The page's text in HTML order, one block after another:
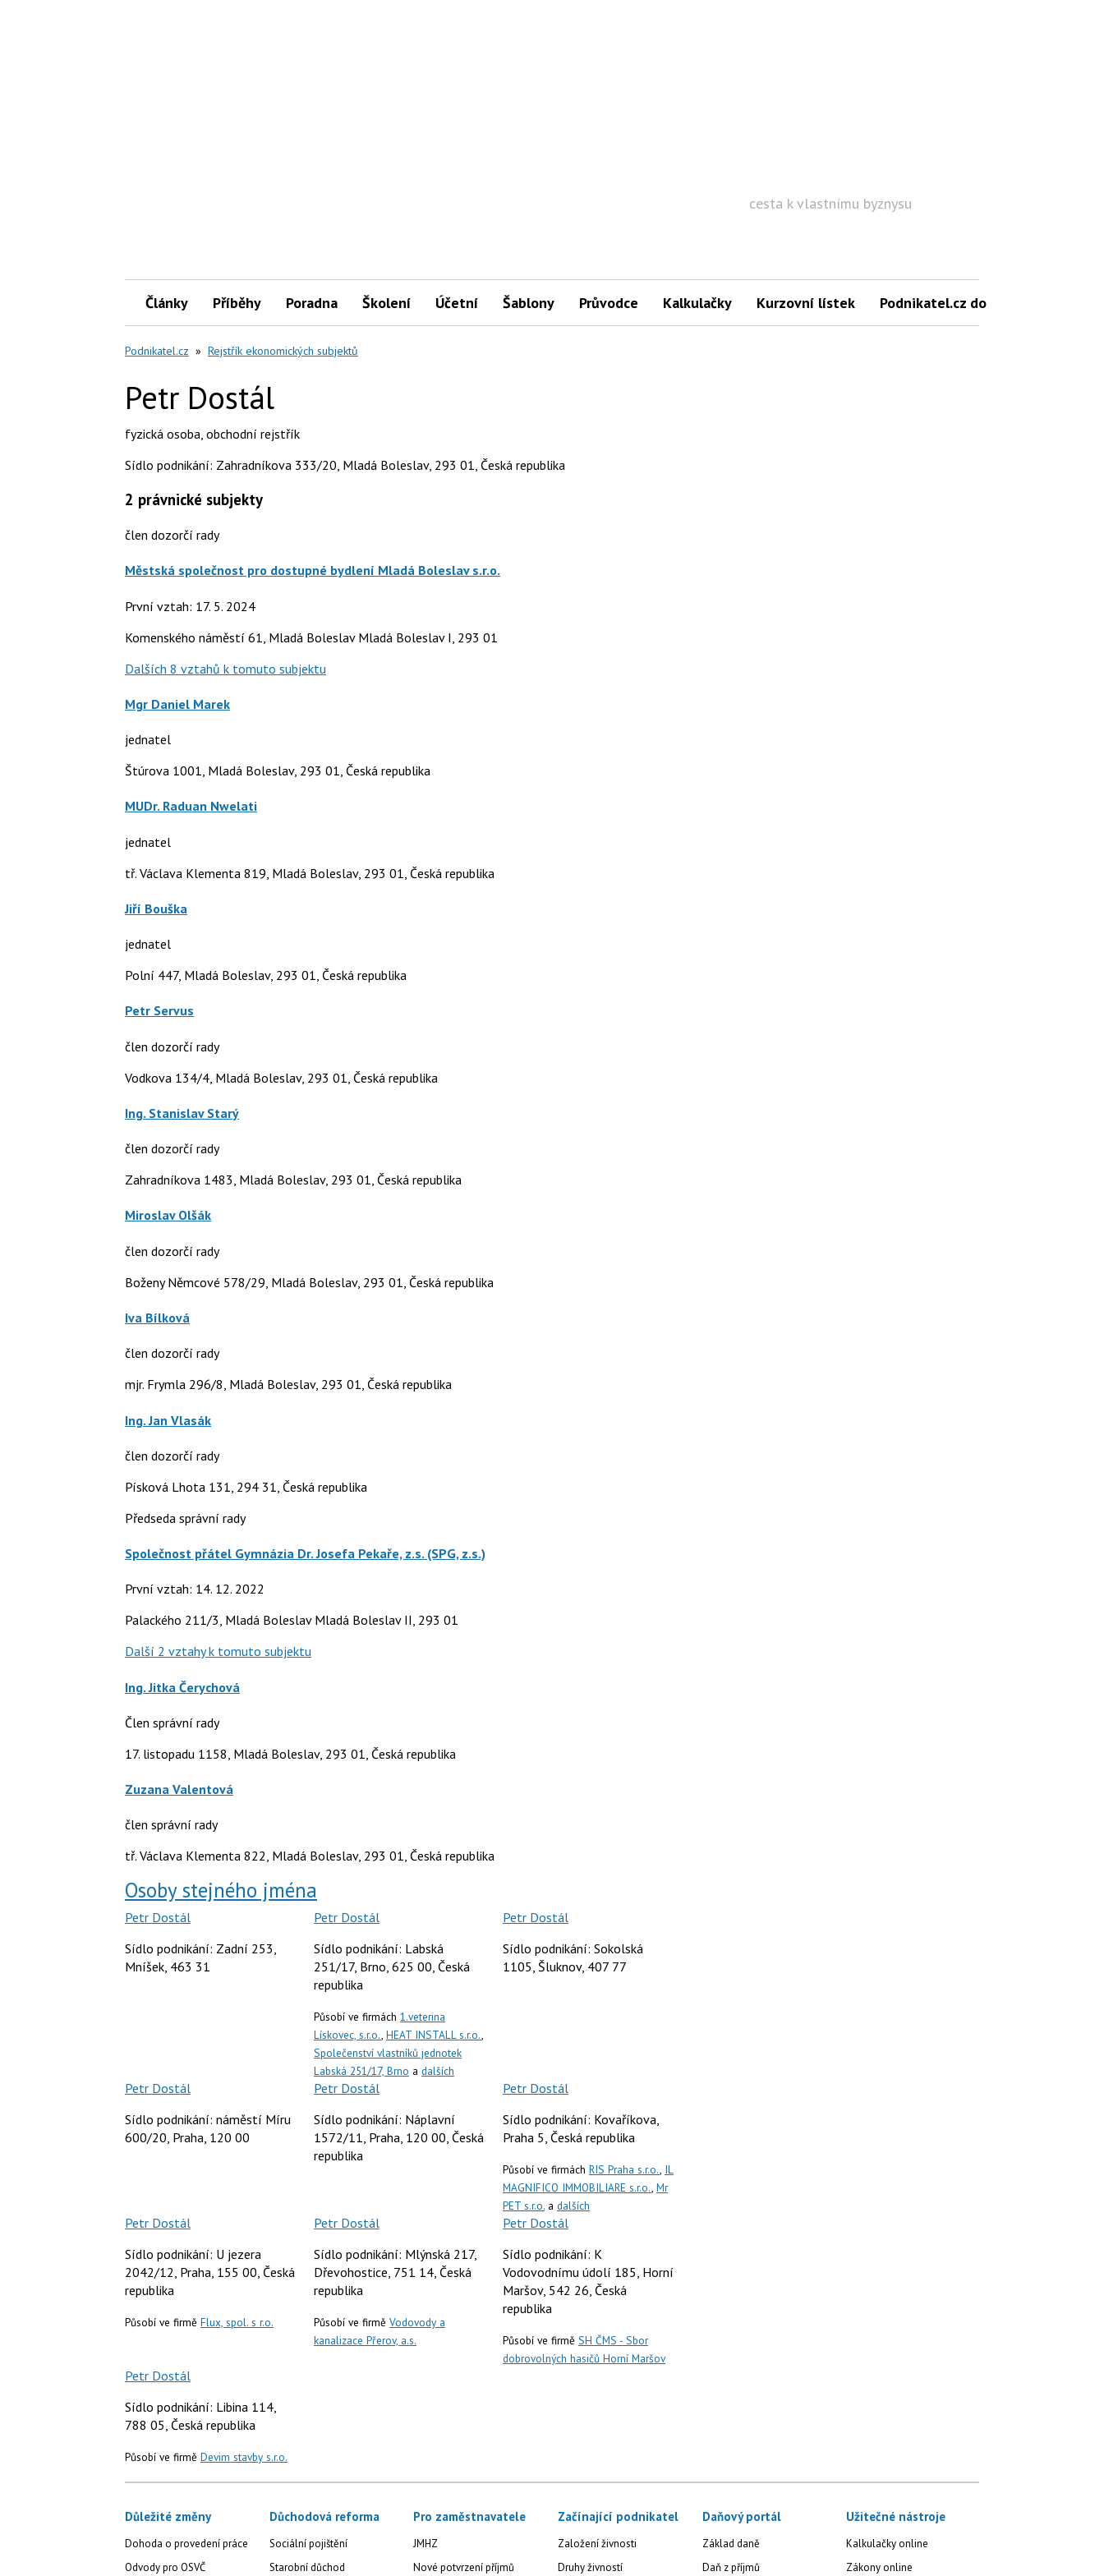
cesta k vlastnímu byznysu
Články Příběhy Poradna Školení Účetní Šablony Průvodce Kalkulačky Kurzovní lístek Podnikatel.cz do mailu
Podnikatel.cz » Rejstřík ekonomických subjektů
Petr Dostál
fyzická osoba obchodní rejstřík
Sídlo podnikání: Zahradníkova 333/20, Mladá Boleslav, 293 01, Česká republika
2 právnické subjekty
člen dozorčí rady
Městská společnost pro dostupné bydlení Mladá Boleslav s.r.o.
První vztah: 17. 5. 2024
Komenského náměstí 61, Mladá Boleslav Mladá Boleslav I, 293 01
Dalších 8 vztahů k tomuto subjektu
Mgr Daniel Marek
jednatel
Štúrova 1001, Mladá Boleslav, 293 01, Česká republika
MUDr. Raduan Nwelati
jednatel
tř. Václava Klementa 819, Mladá Boleslav, 293 01, Česká republika
Jiří Bouška
jednatel
Polní 447, Mladá Boleslav, 293 01, Česká republika
Petr Servus
člen dozorčí rady
Vodkova 134/4, Mladá Boleslav, 293 01, Česká republika
Ing. Stanislav Starý
člen dozorčí rady
Zahradníkova 1483, Mladá Boleslav, 293 01, Česká republika
Miroslav Olšák
člen dozorčí rady
Boženy Němcové 578/29, Mladá Boleslav, 293 01, Česká republika
Iva Bílková
člen dozorčí rady
mjr. Frymla 296/8, Mladá Boleslav, 293 01, Česká republika
Ing. Jan Vlasák
člen dozorčí rady
Písková Lhota 131, 294 31, Česká republika
Předseda správní rady
Společnost přátel Gymnázia Dr. Josefa Pekaře, z.s. (SPG, z.s.)
První vztah: 14. 12. 2022
Palackého 211/3, Mladá Boleslav Mladá Boleslav II, 293 01
Další 2 vztahy k tomuto subjektu
Ing. Jitka Čerychová
Člen správní rady
17. listopadu 1158, Mladá Boleslav, 293 01, Česká republika
Zuzana Valentová
člen správní rady
tř. Václava Klementa 822, Mladá Boleslav, 293 01, Česká republika
Osoby stejného jména
Petr Dostál
Sídlo podnikání: Zadní 253,
Mníšek, 463 31
Petr Dostál
Sídlo podnikání: Labská
251/17, Brno, 625 00, Česká
republika
Působí ve firmách 1.veterina
Lískovec, s.r.o., HEAT INSTALL s.r.o.,
Společenství vlastníků jednotek
Labská 251/17, Brno a dalších
Petr Dostál
Sídlo podnikání: Sokolská
1105, Šluknov, 407 77
Petr Dostál
Sídlo podnikání: náměstí Míru
600/20, Praha, 120 00
Petr Dostál
Sídlo podnikání: Náplavní
1572/11, Praha, 120 00, Česká
republika
Petr Dostál
Sídlo podnikání: Kovaříkova,
Praha 5, Česká republika
Působí ve firmách RIS Praha s.r.o., IL
MAGNIFICO IMMOBILIARE s.r.o., Mr
PET s.r.o. a dalších
Petr Dostál
Sídlo podnikání: U jezera
2042/12, Praha, 155 00, Česká
republika
Působí ve firmě Flux, spol. s r.o.
Petr Dostál
Sídlo podnikání: Mlýnská 217,
Dřevohostice, 751 14, Česká
republika
Působí ve firmě Vodovody a
kanalizace Přerov, a.s.
Petr Dostál
Sídlo podnikání: K
Vodovodnímu údolí 185, Horní
Maršov, 542 26, Česká
republika
Působí ve firmě SH ČMS - Sbor
dobrovolných hasičů Horní Maršov
Petr Dostál
Sídlo podnikání: Libina 114,
788 05, Česká republika
Působí ve firmě Devim stavby s.r.o.
Důležité změny
Dohoda o provedení práce
Odvody pro OSVČ
Důchodová reforma
Sociální pojištění
Starobní důchod
Pro zaměstnavatele
JMHZ
Nové potvrzení příjmů
Začínající podnikatel
Založení živnosti
Druhy živností
Daňový portál
Základ daně
Daň z příjmů
Užitečné nástroje
Kalkulačky online
Zákony online